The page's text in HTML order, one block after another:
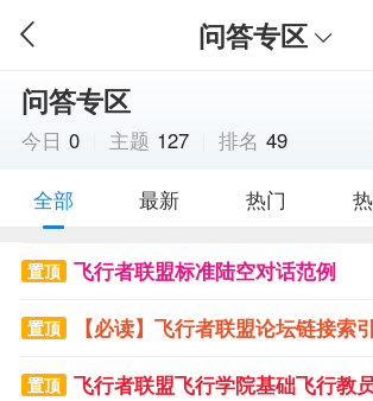
问答专区
问答专区
今日 0 主题 127 排名 49
全部 最新 热门
置顶 飞行者联盟标准陆空对话范例
置顶 【必读】飞行者联盟论坛链接索
置顶 飞行者联盟飞行学院基础飞行教